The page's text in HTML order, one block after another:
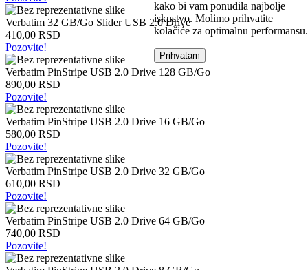
Grafičke
kartice
ATI
Radeon
grafičke
kartice
Nvidia
grafičke
kartice
Kućišta
napajanja
Kućišta
Napajanja
Hladnjaci
Hladnjaci
za
procesore
Verbatim 32 GB/Go Slider USB 2.0 Drive
410,00 RSD
Pozovite!
Verbatim PinStripe USB 2.0 Drive 128 GB/Go
890,00 RSD
Pozovite!
Verbatim PinStripe USB 2.0 Drive 16 GB/Go
580,00 RSD
Pozovite!
Verbatim PinStripe USB 2.0 Drive 32 GB/Go
610,00 RSD
Pozovite!
Verbatim PinStripe USB 2.0 Drive 64 GB/Go
740,00 RSD
Pozovite!
kako bi vam ponudila najbolje
iskustvo. Molimo prihvatite
kolačiće za optimalnu performansu.
Prihvatam